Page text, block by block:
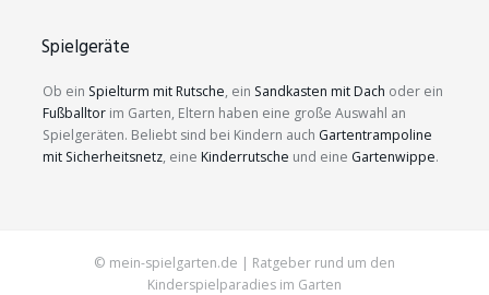
Spielgeräte
Ob ein Spielturm mit Rutsche, ein Sandkasten mit Dach oder ein
Fußballtor im Garten, Eltern haben eine große Auswahl an
Spielgeräten. Beliebt sind bei Kindern auch Gartentrampoline
mit Sicherheitsnetz, eine Kinderrutsche und eine Gartenwippe.
© mein-spielgarten.de | Ratgeber rund um den
Kinderspielparadies im Garten